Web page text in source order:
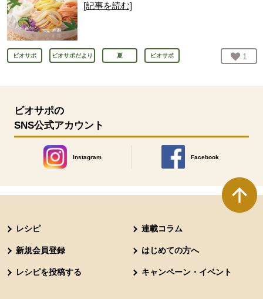
[記事を読む]
ビオサポ ビオサポだより 夏 ビオサポ お気
1
ビオサポの
SNS公式アカウント
Instagram
別のウィンドウで開きます。
Facebook
別のウィンドウで開きます
レシピ 連載コラム
新規会員登録 はじめての方へ
レシピを投稿する キャンペーン・イベント